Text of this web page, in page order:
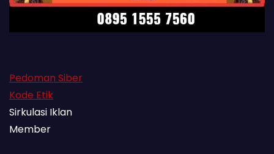
Pedoman Siber
Kode Etik
Sirkulasi Iklan
Member